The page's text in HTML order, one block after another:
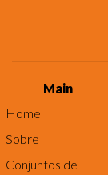
Main
Home
Sobre
Conjuntos de